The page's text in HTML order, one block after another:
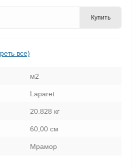
Купить
все)
м2
Laparet
20.828 кг
60,00 см
Мрамор